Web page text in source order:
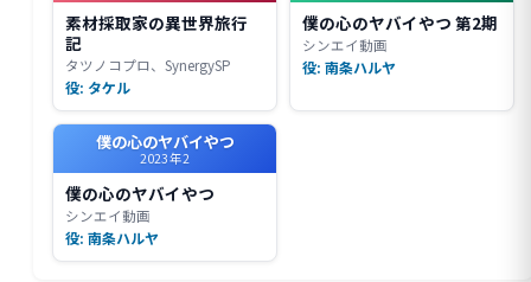
素材採取家の異世界旅行
記
タツノコプロ、SynergySP
役: タケル
僕の心のヤバイやつ 第2期
シンエイ動画
役: 南条ハルヤ
僕の心のヤバイやつ
2023年2
僕の心のヤバイやつ
シンエイ動画
役: 南条ハルヤ